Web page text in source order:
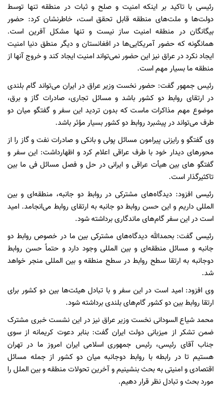
رئیسی با تاکید بر اینکه امنیت و صلح و ثبات در منطقه تنها توسط
دولت‌ها و ملت‌های منطقه قابل تحقق است، خاطرنشان کرد: حضور
بیگانگان در منطقه امنیت ساز نیست و تنها مشکل آفرین است.
همانگونه که حضور آمریکایی‌ها در افغانستان و دیگر منطق دنیا امنیت
ایجاد نکرد در عراق نیز این حضور نمی‌تواند امنیت ایجاد کند و خروج آنها از
منطقه ما بسیار مهم است.
رئیس جمهور گفت: حضور نخست وزیر عراق در ایران می‌تواند گام بلندی
در ارتقای روابط دو کشور باشد و مسائل تجاری، صادرات گاز و برق،
موضوع مهم مذاکرات ماست که بدون تردید این سفر و گفتگو میان دو
طرف می‌تواند در پیشبرد روابط دو کشور بسیار مؤثر باشد.
وی گفتگو و رایزنی پیرامون مسائل پولی و بانکی و صادرات نفت و گاز را از
محورهای دیدار خود با طرف عراقی اعلام کرد و اظهارداشت: این سفر و
گفتگو های بین هیأت عراقی و ایرانی در حل و فصل مسائل فی ما بین
تاکثیرگذار است.
رئیسی افزود: دیدگاه‌های مشترکی در روابط دو جانبه، منطقه‌ای و بین
المللی داریم و این حسن روابط دو جانبه به ارتقای روابط می‌انجامد. امید
است در این سفر گام‌های ماندگاری برداشته شود.
رئیسی گفت: بحمدالله دیدگاه‌های مشترکی بین ما در خصوص روابط دو
جانبه و مسائل منطقه‌ای و بین المللی وجود دارد و حتماً حسن روابط
دوجانبه به ارتقا سطح روابط در سطح منطقه و بین المللی منجر خواهد
شد.
وی افزود: امید است در این سفر و با تبادل هیئت‌ها بین دو کشور برای
ارتقا روابط بین دو کشور گام‌های بلندی برداشته شود.
محمد شیاع السودانی نخست وزیر عراق نیز در این نشست خبری مشترک
ضمن تشکر از میزبانی دولت ایران گفت: بنابر دعوت کریمانه از سوی
جناب آقای رئیسی، رئیس جمهوری اسلامی ایران امروز ما در تهران
هستیم تا در رابطه با روابط دوجانبه میان دو کشور از جمله مسائل
اقتصادی و امنیتی به بحث بنشینیم و آخرین تحولات منطقه و بین الملل را
مورد بحث و تبادل نظر قرار دهیم.